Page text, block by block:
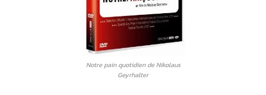
Notre pain quotidien de Nikolaus
Geyrhalter